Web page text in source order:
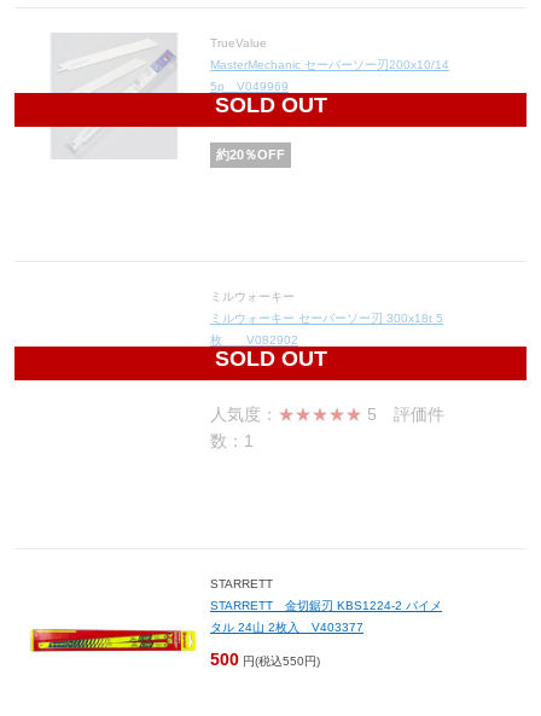
SOLD OUT
TrueValue
MasterMechanic セーバーソー刃200x10/14
5p V049969
1,512
約20％OFF
SOLD OUT
ミルウォーキー
ミルウォーキー セーバーソー刃 300x18t 5
枚 V082902
2,900
人気度： ★★★★★ 5 評価件
数：1
STARRETT
STARRETT 金切鋸刃 KBS1224-2 バイメ
タル 24山 2枚入 V403377
500 円(税込550円)